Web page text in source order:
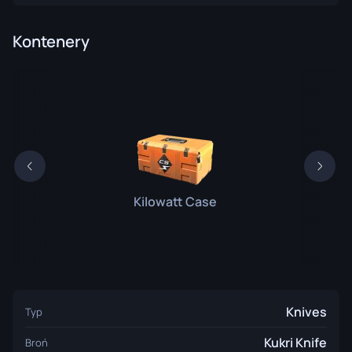
Kontenery
Kilowatt Case
Typ Knives
Broń Kukri Knife